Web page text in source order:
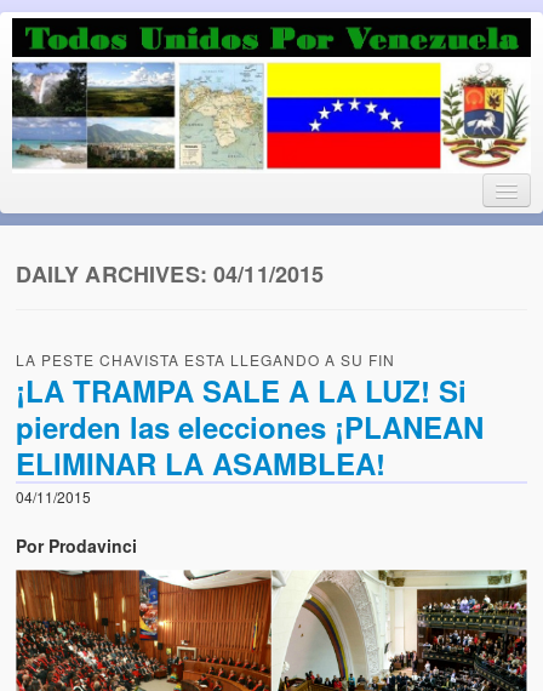
Luchando por la Democracia
Fuera el chavismo, la peor peste que le ha caido a esta tierra
¡Bienvenido!
Todos Unidos por Venezuela te da la bienvenida a éste nuestro
Blog. (Todos Unidos por Venezuela welcomes you to our Blog)
Acerca de este blog (About this Blog)
Artículos
El Tipo y los Rojos en Los Teques (The Jerk and the Reds in
Teques)
Hablé con Chavistas (I spoke with chavistas)
DAILY ARCHIVES: 04/11/2015
LA PESTE CHAVISTA ESTA LLEGANDO A SU FIN
¡LA TRAMPA SALE A LA LUZ! Si
pierden las elecciones ¡PLANEAN
ELIMINAR LA ASAMBLEA!
04/11/2015
Por Prodavinci